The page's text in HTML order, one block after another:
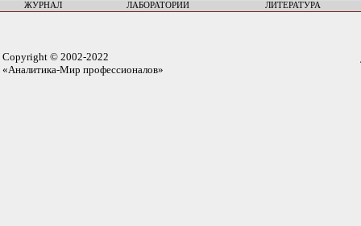
ЖУРНАЛ ЛАБОРАТОРИИ ЛИТЕРАТУРА
Copyright © 2002-2022
«Аналитика-Мир профессионалов»